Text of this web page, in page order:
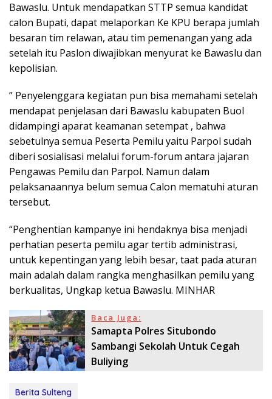
Bawaslu. Untuk mendapatkan STTP semua kandidat
calon Bupati, dapat melaporkan Ke KPU berapa jumlah
besaran tim relawan, atau tim pemenangan yang ada
setelah itu Paslon diwajibkan menyurat ke Bawaslu dan
kepolisian.
” Penyelenggara kegiatan pun bisa memahami setelah
mendapat penjelasan dari Bawaslu kabupaten Buol
didampingi aparat keamanan setempat , bahwa
sebetulnya semua Peserta Pemilu yaitu Parpol sudah
diberi sosialisasi melalui forum-forum antara jajaran
Pengawas Pemilu dan Parpol. Namun dalam
pelaksanaannya belum semua Calon mematuhi aturan
tersebut.
“Penghentian kampanye ini hendaknya bisa menjadi
perhatian peserta pemilu agar tertib administrasi,
untuk kepentingan yang lebih besar, taat pada aturan
main adalah dalam rangka menghasilkan pemilu yang
berkualitas, Ungkap ketua Bawaslu. MINHAR
Baca Juga:
Samapta Polres Situbondo
Sambangi Sekolah Untuk Cegah
Buliying
Berita Sulteng